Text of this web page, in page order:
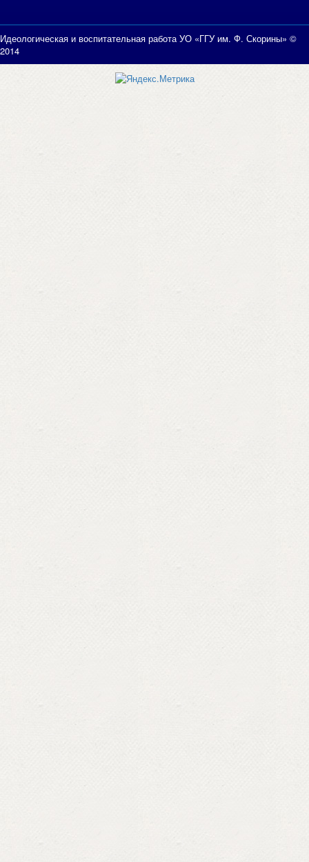
Идеологическая и воспитательная работа УО «ГГУ им. Ф. Скорины» ©
2014